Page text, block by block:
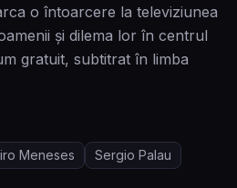
o întoarcere la televiziunea
și dilema lor în centrul
gratuit, subtitrat în limba
Meneses Sergio Palau